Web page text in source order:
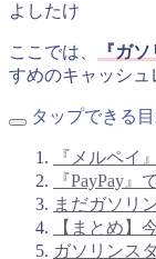
よしたけ
ここでは、 『ガ
すめのキャッシュ
タップできる
『メルペイ
『PayPay
まだガソリ
【まとめ】
ガソリンス